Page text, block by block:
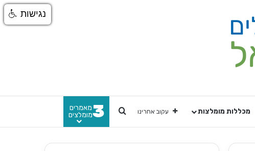
מכללות מומלצות עקוב אחרינו חפש3מאמרים
מומלצים
נגישות